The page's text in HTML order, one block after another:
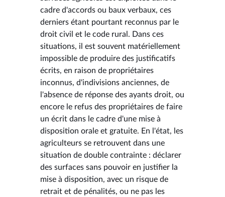
cadre d'accords ou baux verbaux, ces
derniers étant pourtant reconnus par le
droit civil et le code rural. Dans ces
situations, il est souvent matériellement
impossible de produire des justificatifs
écrits, en raison de propriétaires
inconnus, d'indivisions anciennes, de
l'absence de réponse des ayants droit, ou
encore le refus des propriétaires de faire
un écrit dans le cadre d'une mise à
disposition orale et gratuite. En l'état, les
agriculteurs se retrouvent dans une
situation de double contrainte : déclarer
des surfaces sans pouvoir en justifier la
mise à disposition, avec un risque de
retrait et de pénalités, ou ne pas les